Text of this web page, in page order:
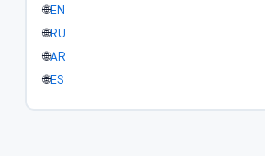
🌐EN
🌐RU
🌐AR
🌐ES